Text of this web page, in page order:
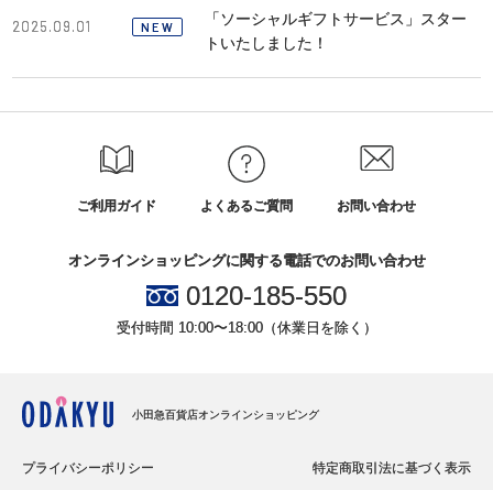
2025.09.01 NEW
「ソーシャルギフトサービス」スター
トいたしました！
ご利用ガイド よくあるご質問 お問い合わせ
オンラインショッピングに関する電話でのお問い合わせ
0120-185-550
受付時間 10:00〜18:00（休業日を除く）
小田急百貨店オンラインショッピング
プライバシーポリシー 特定商取引法に基づく表示